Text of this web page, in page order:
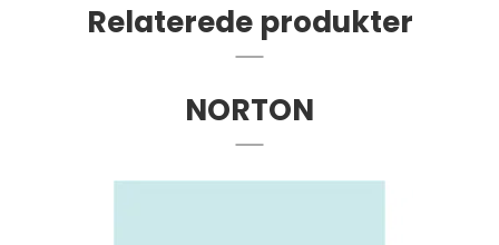
Relaterede produkter
NORTON